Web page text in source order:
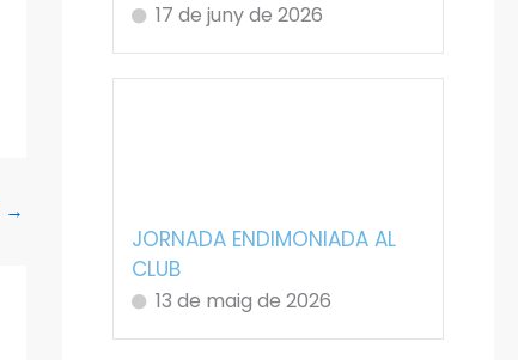
→
17 de juny de 2026
JORNADA ENDIMONIADA AL
CLUB
13 de maig de 2026